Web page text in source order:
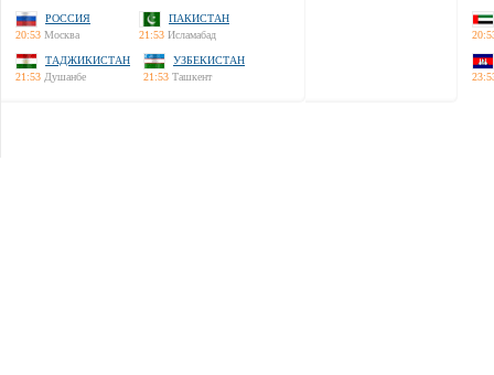
РОССИЯ
20:53 Москва
ПАКИСТАН
21:53 Исламабад
ТАДЖИКИСТАН
21:53 Душанбе
УЗБЕКИСТАН
21:53 Ташкент